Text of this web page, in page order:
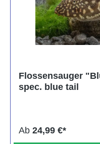
Flossensauger
spec. blue tail
Ab 24,99 €*